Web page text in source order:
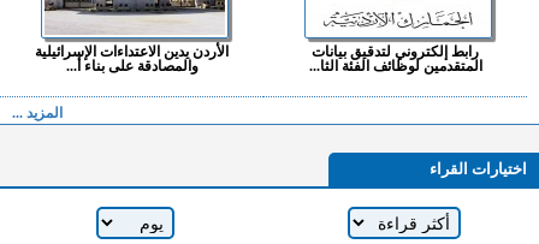
رابط إلكتروني لتدقيق بيانات
المتقدمين لوظائف الفئة الثا...
الأردن يدين الاعتداءات الإسرائيلية
والمصادقة على بناء أ...
المزيد ...
اختيارات القراء